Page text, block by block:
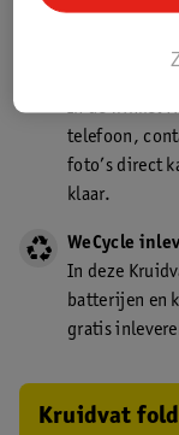
In de winkel
telefoon,
foto’s direct
klaar.
WeCycle
In deze
batterijen en
gratis
Kruidvat